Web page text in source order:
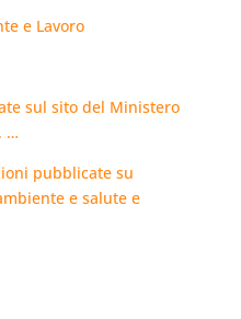
e Lavoro
sul sito del Ministero
…
pubblicate su
e salute e